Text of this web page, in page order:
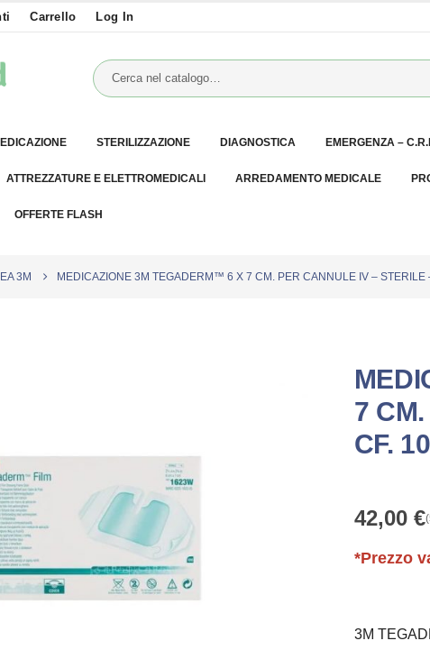
Carrello Log In
STERILIZZAZIONE DIAGNOSTICA EMERGENZA –
ATTREZZATURE E ELETTROMEDICALI ARREDAMENTO MEDICALE
OFFERTE FLASH
3M MEDICAZIONE 3M TEGADERM™ 6 X 7 CM. PER CANNULE IV – STERILE
7
CF.
42,00 €(
*Prezzo
3M